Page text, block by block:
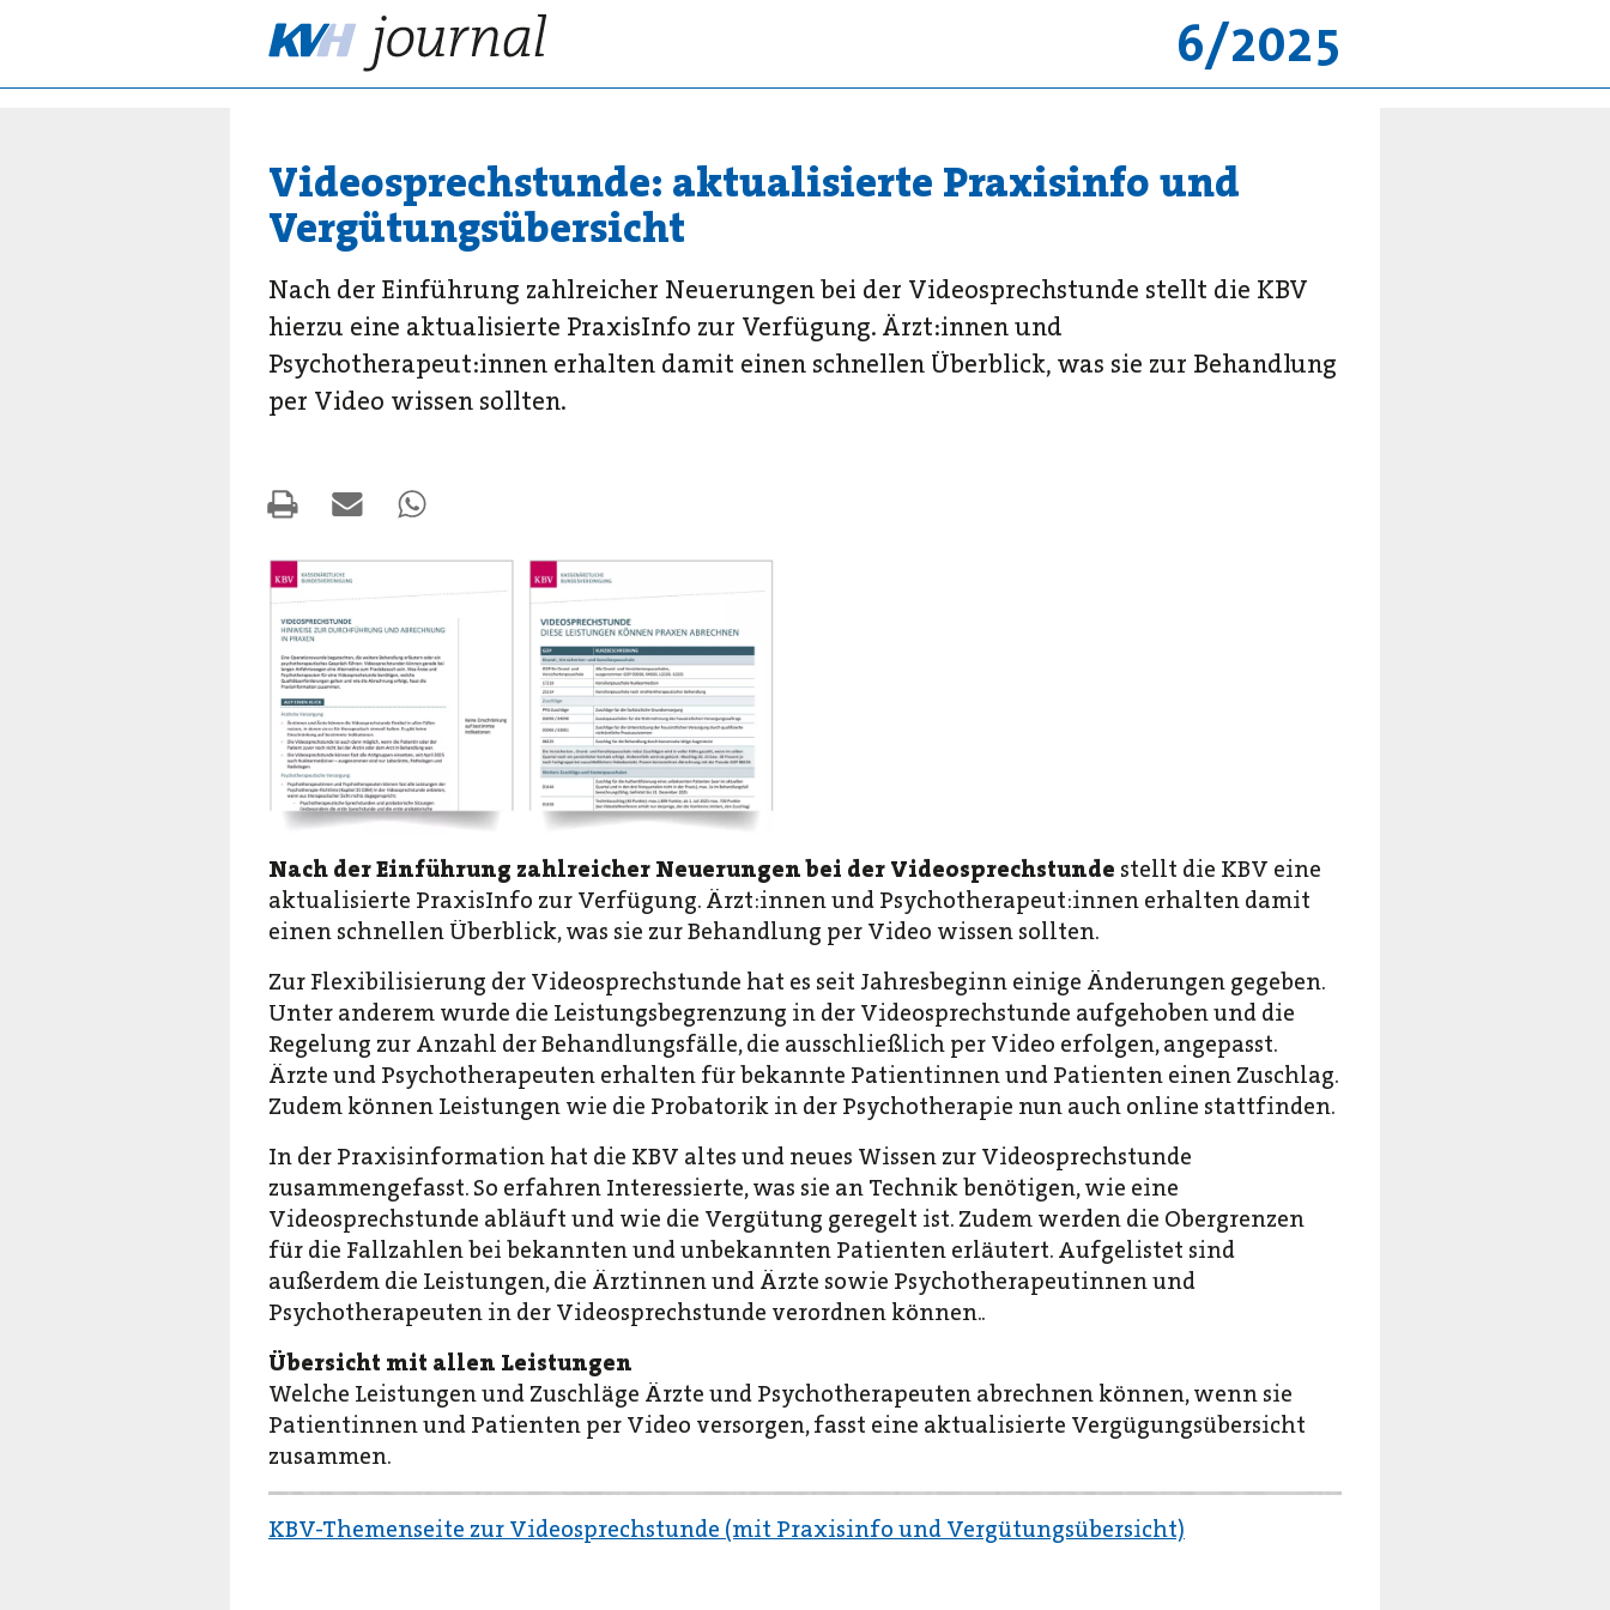
6/2025
Videosprechstunde: aktualisierte Praxisinfo und
Vergütungsübersicht
Nach der Einführung zahlreicher Neuerungen bei der Videosprechstunde stellt die KBV
hierzu eine aktualisierte PraxisInfo zur Verfügung. Ärzt:innen und
Psychotherapeut:innen erhalten damit einen schnellen Überblick, was sie zur Behandlung
per Video wissen sollten.
Nach der Einführung zahlreicher Neuerungen bei der Videosprechstunde stellt die KBV eine
aktualisierte PraxisInfo zur Verfügung. Ärzt:innen und Psychotherapeut:innen erhalten damit
einen schnellen Überblick, was sie zur Behandlung per Video wissen sollten.
Zur Flexibilisierung der Videosprechstunde hat es seit Jahresbeginn einige Änderungen gegeben.
Unter anderem wurde die Leistungsbegrenzung in der Videosprechstunde aufgehoben und die
Regelung zur Anzahl der Behandlungsfälle, die ausschließlich per Video erfolgen, angepasst.
Ärzte und Psychotherapeuten erhalten für bekannte Patientinnen und Patienten einen Zuschlag.
Zudem können Leistungen wie die Probatorik in der Psychotherapie nun auch online stattfinden.
In der Praxisinformation hat die KBV altes und neues Wissen zur Videosprechstunde
zusammengefasst. So erfahren Interessierte, was sie an Technik benötigen, wie eine
Videosprechstunde abläuft und wie die Vergütung geregelt ist. Zudem werden die Obergrenzen
für die Fallzahlen bei bekannten und unbekannten Patienten erläutert. Aufgelistet sind
außerdem die Leistungen, die Ärztinnen und Ärzte sowie Psychotherapeutinnen und
Psychotherapeuten in der Videosprechstunde verordnen können..
Übersicht mit allen Leistungen
Welche Leistungen und Zuschläge Ärzte und Psychotherapeuten abrechnen können, wenn sie
Patientinnen und Patienten per Video versorgen, fasst eine aktualisierte Vergügungsübersicht
zusammen.
KBV-Themenseite zur Videosprechstunde (mit Praxisinfo und Vergütungsübersicht)